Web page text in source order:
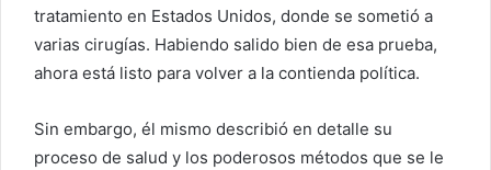
tratamiento en Estados Unidos, donde se sometió a
varias cirugías. Habiendo salido bien de esa prueba,
ahora está listo para volver a la contienda política.
Sin embargo, él mismo describió en detalle su
proceso de salud y los poderosos métodos que se le